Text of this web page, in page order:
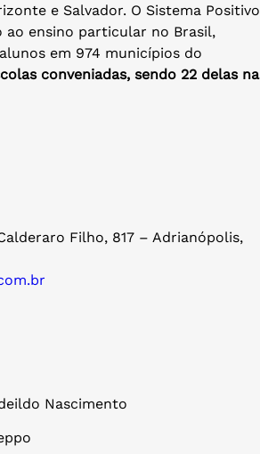
e Salvador. O Sistema Positivo
ao ensino particular no Brasil,
em 974 municípios do
conveniadas, sendo 22 delas na
Filho, 817 – Adrianópolis,
Nascimento